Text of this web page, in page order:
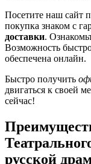
Посетите наш сайт
покупка знаком с
доставки.
Возможность
обеспечена онлайн.
Быстро получить
двигаться к своей
сейчас!
русской